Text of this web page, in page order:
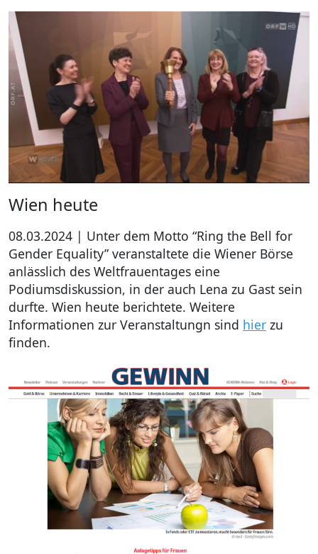
Wien heute
08.03.2024 | Unter dem Motto “Ring the Bell for
Gender Equality” veranstaltete die Wiener Börse
anlässlich des Weltfrauentages eine
Podiumsdiskussion, in der auch Lena zu Gast sein
durfte. Wien heute berichtete. Weitere
Informationen zur Veranstaltungn sind hier zu
finden.